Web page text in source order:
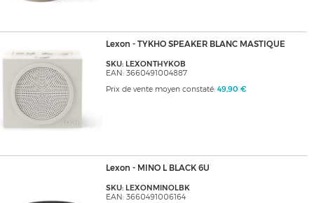
Lexon - TYKHO SPEAKER BLANC MASTIQUE
SKU: LEXONTHYKOB
EAN: 3660491004887
Prix de vente moyen constaté: 49,90 €
Lexon - MINO L BLACK 6U
SKU: LEXONMINOLBK
EAN: 3660491006164